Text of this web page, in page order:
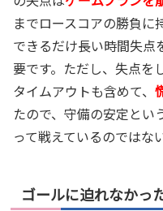
までロースコアの勝負に
できるだけ長い時間失点
要です。ただし、失点を
タイムアウトも含めて、
たので、守備の安定とい
って戦えているのではな
ゴールに迫れなかっ